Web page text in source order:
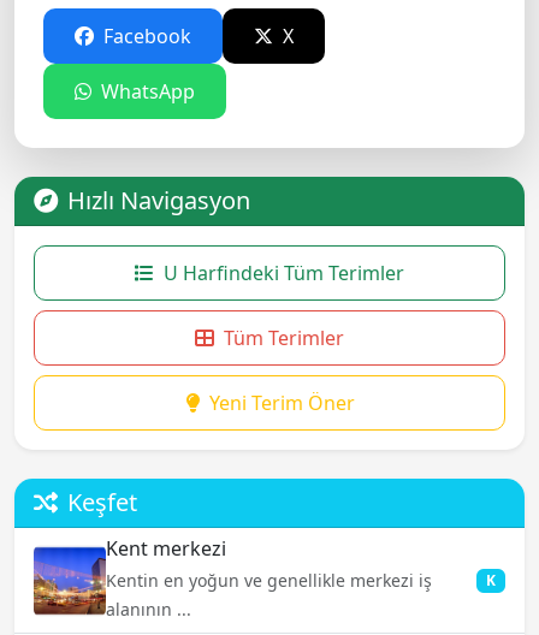
Facebook X
WhatsApp
Hızlı Navigasyon
U Harfindeki Tüm Terimler
Tüm Terimler
Yeni Terim Öner
Keşfet
Kent merkezi
Kentin en yoğun ve genellikle merkezi iş
alanının ...
K